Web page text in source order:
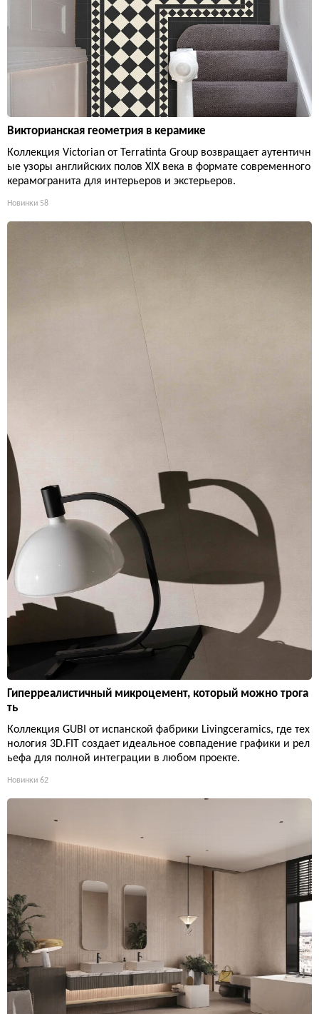
Викторианская геометрия в керамике
Коллекция Victorian от Terratinta Group возвращает аутентичн
ые узоры английских полов XIX века в формате современного
керамогранита для интерьеров и экстерьеров.
Новинки 58
Гиперреалистичный микроцемент, который можно трога
ть
Коллекция GUBI от испанской фабрики Livingceramics, где тех
нология 3D.FIT создает идеальное совпадение графики и рел
ьефа для полной интеграции в любом проекте.
Новинки 62